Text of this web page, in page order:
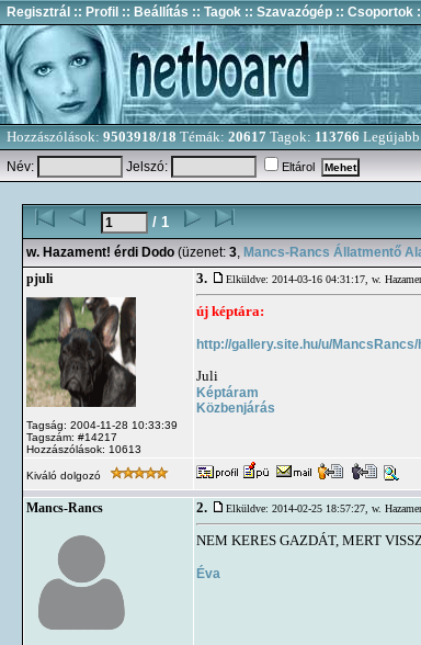
Regisztrál :: Profil :: Beállítás :: Tagok :: Szavazógép :: Csoportok
Hozzászólások: 9503918/18 Témák: 20617 Tagok: 113766
Név: Jelszó: Eltárol
/ 1
w. Hazament! érdi Dodo (üzenet: 3, Mancs-Rancs Állatmentő
pjuli
Tagság: 2004-11-28 10:33:39
Tagszám: #14217
Hozzászólások: 10613
3. Elküldve: 2014-03-16 04:31:17, w.
új képtára:
http://gallery.site.hu/u/MancsRancs/
Juli
Képtáram
Közbenjárás
Kiváló dolgozó
Mancs-Rancs 2. Elküldve: 2014-02-25 18:57:27, w.
NEM KERES GAZDÁT, MERT
Éva